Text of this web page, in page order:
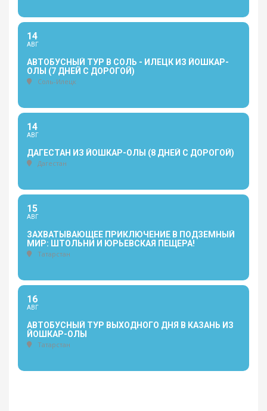
14
АВГ
АВТОБУСНЫЙ ТУР В СОЛЬ - ИЛЕЦК ИЗ ЙОШКАР-
ОЛЫ (7 ДНЕЙ С ДОРОГОЙ)
Соль-Илецк
14
АВГ
ДАГЕСТАН ИЗ ЙОШКАР-ОЛЫ (8 ДНЕЙ С ДОРОГОЙ)
Дагестан
15
АВГ
ЗАХВАТЫВАЮЩЕЕ ПРИКЛЮЧЕНИЕ В ПОДЗЕМНЫЙ
МИР: ШТОЛЬНИ И ЮРЬЕВСКАЯ ПЕЩЕРА!
Татарстан
16
АВГ
АВТОБУСНЫЙ ТУР ВЫХОДНОГО ДНЯ В КАЗАНЬ ИЗ
ЙОШКАР-ОЛЫ
Татарстан